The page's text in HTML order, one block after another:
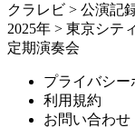
クラレビ > 公演記
2025年 > 東京シテ
定期演奏会
プライバシー
利用規約
お問い合わせ